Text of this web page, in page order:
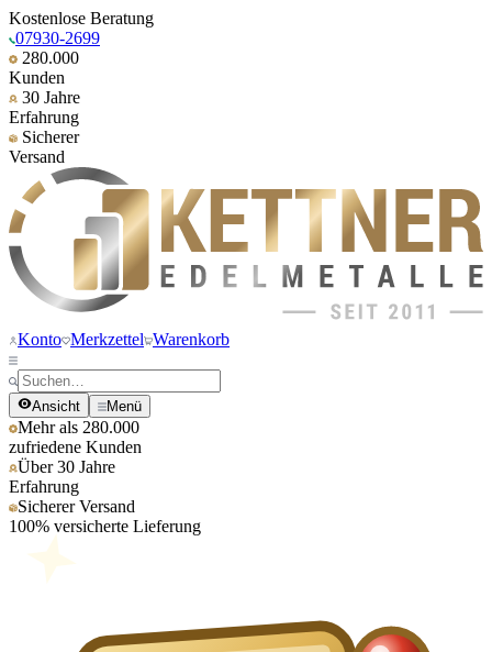
Kostenlose Beratung
07930-2699
280.000
Kunden
30 Jahre
Erfahrung
Sicherer
Versand
Konto Merkzettel Warenkorb
Ansicht Menü
Mehr als 280.000
zufriedene Kunden
Über 30 Jahre
Erfahrung
Sicherer Versand
100% versicherte Lieferung